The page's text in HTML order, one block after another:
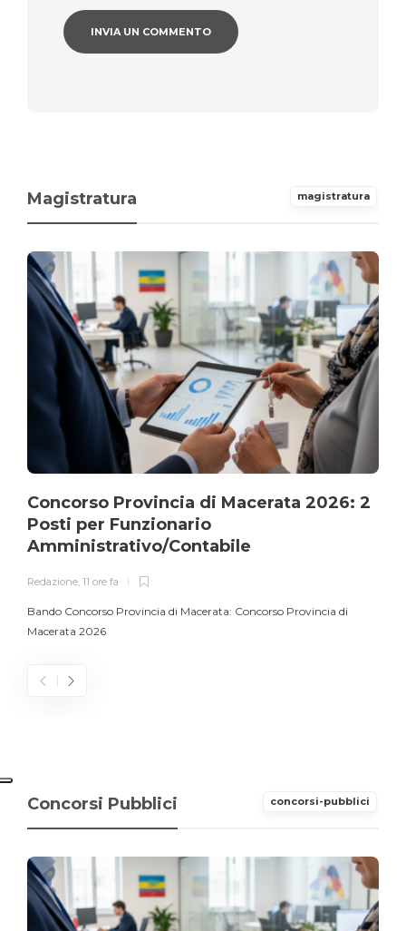
Magistratura magistratura
Concorso Provincia di Macerata 2026: 2
Posti per Funzionario
Amministrativo/Contabile
Redazione 11 ore fa
Bando Concorso Provincia di Macerata: Concorso Provincia di
Macerata 2026
Concorsi Pubblici concorsi-pubblici